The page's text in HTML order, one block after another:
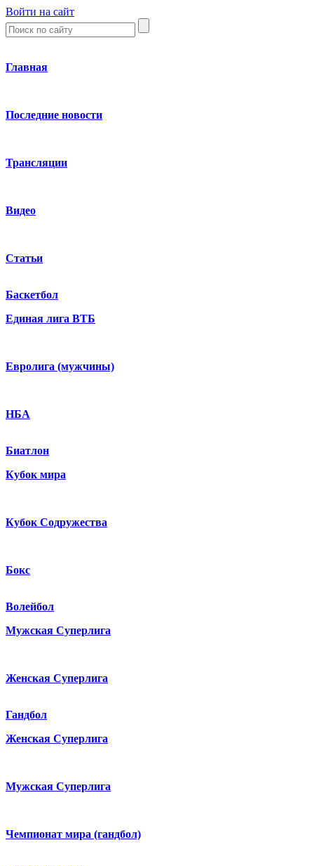
Войти на сайт
Главная
Последние новости
Трансляции
Видео
Статьи
Баскетбол
Единая лига ВТБ
Евролига (мужчины)
НБА
Биатлон
Кубок мира
Кубок Содружества
Бокс
Волейбол
Мужская Суперлига
Женская Суперлига
Гандбол
Женская Суперлига
Мужская Суперлига
Чемпионат мира (гандбол)